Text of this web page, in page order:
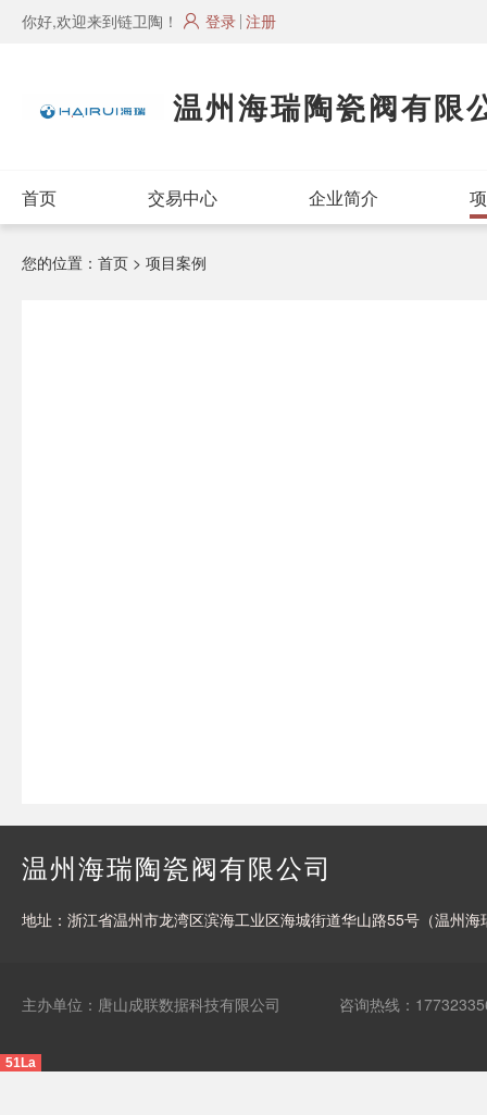
你好,欢迎来到链卫陶！ 登录 注册
温州海瑞陶瓷阀有限
首页 交易中心 企业简介
您的位置： 首页 > 项目案例
温州海瑞陶瓷阀有限公司
地址：浙江省温州市龙湾区滨海工业区海城街道华山路55号（温州
主办单位：唐山成联数据科技有限公司 咨询热线：
51La